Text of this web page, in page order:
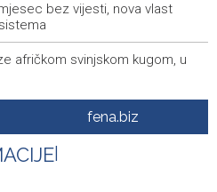
bez vijesti, nova vlast
afričkom svinjskom kugom, u
the 32nd Sarajevo Film
BiH, temperatures up to 41
fena.biz